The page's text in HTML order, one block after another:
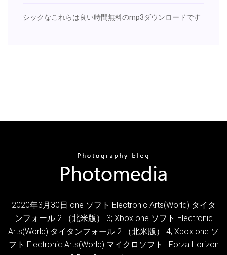
シックなこれらは良い時間無料のmp3ダウンロードです
2020年3月30日 one ソフト Electronic Arts(World) タイタ
ンフォール 2 （北米版） 3; Xbox one ソフト Electronic
Arts(World) タイタンフォール 2 （北米版） 4; Xbox one ソ
フト Electronic Arts(World) マイクロソフト | Forza Horizon